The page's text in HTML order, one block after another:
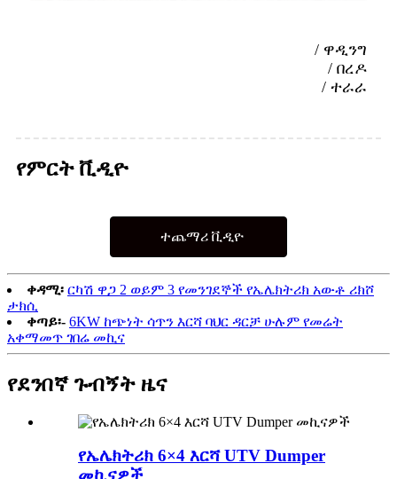
/ ዋዲንግ
/ በረዶ
/ ተራራ
የምርት ቪዲዮ
ተጨማሪ ቪዲዮ
ቀዳሚ፡ ርካሽ ዋጋ 2 ወይም 3 የመንገደኞች የኤሌክትሪክ አውቶ ሪክሾ
ታክሲ
ቀጣይ፡- 6KW ከጭነት ሳጥን እርሻ ባህር ዳርቻ ሁሉም የመሬት
አቀማመጥ ገበሬ መኪና
የደንበኛ ጉብኝት ዜና
የኤሌክትሪክ 6×4 እርሻ UTV Dumper
መኪናዎች